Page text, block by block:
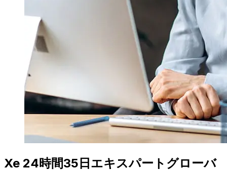
Xe 24時間35日エキスパートグローバ